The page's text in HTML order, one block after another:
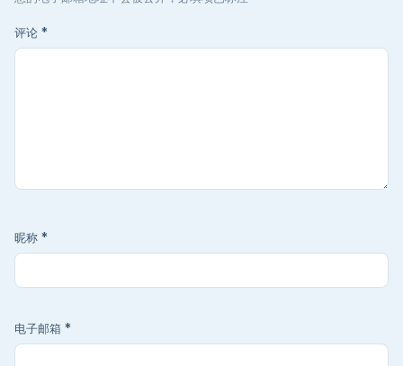
评论 *
昵称 *
电子邮箱 *